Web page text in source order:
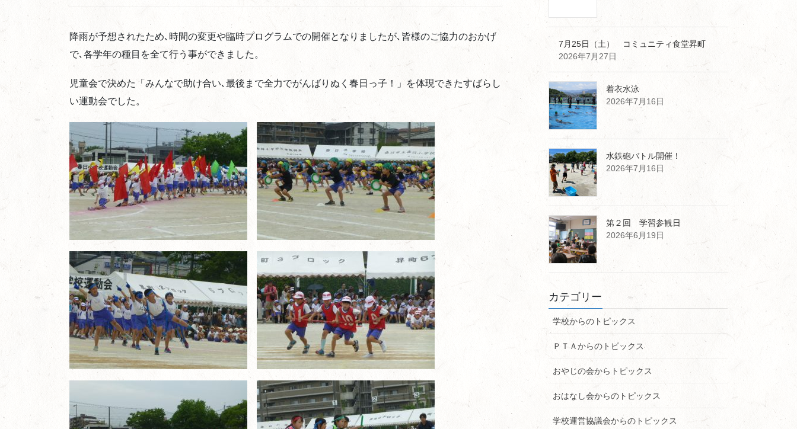
降雨が予想されたため､時間の変更や臨時プログラムでの開催となりましたが､皆様のご協力のおかげ
で､各学年の種目を全て行う事ができました。
児童会で決めた「みんなで助け合い､最後まで全力でがんばりぬく春日っ子！」を体現できたすばらし
い運動会でした。
7月25日（土） コミュニティ食堂昇町
2026年7月27日
着衣水泳
2026年7月16日
水鉄砲バトル開催！
2026年7月16日
第２回 学習参観日
2026年6月19日
カテゴリー
学校からのトピックス
ＰＴＡからのトピックス
おやじの会からトピックス
おはなし会からのトピックス
学校運営協議会からのトピックス